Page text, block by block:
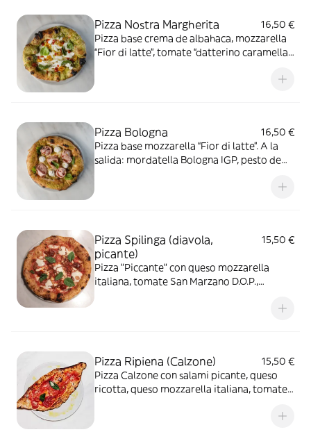
Pizza Nostra Margherita
16,50 €
Pizza base crema de albahaca, mozzarella
“Fior di latte”, tomate “datterino caramella
Pizza Bologna
16,50 €
Pizza base mozzarella “Fior di latte”. A la
salida: mordatella Bologna IGP, pesto de
Pizza Spilinga (diavola,
picante)
15,50 €
Pizza "Piccante" con queso mozzarella
italiana, tomate San Marzano D.O.P.,
Pizza Ripiena (Calzone)
15,50 €
Pizza Calzone con salami picante, queso
ricotta, queso mozzarella italiana, tomate